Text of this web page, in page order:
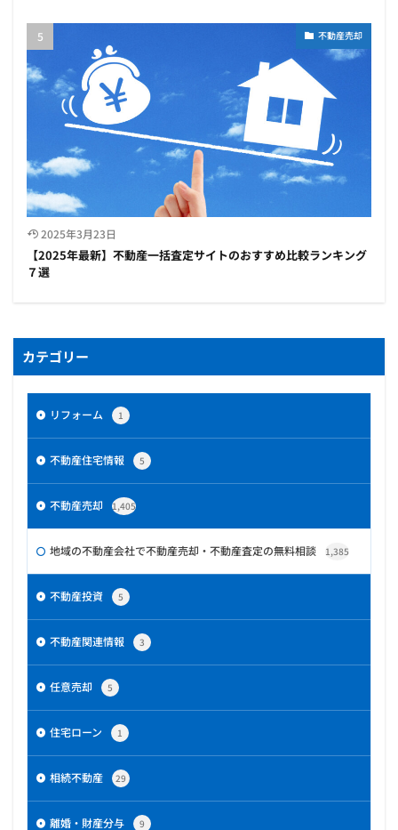
不動産売却
2025年3月23日
【2025年最新】不動産一括査定サイトのおすすめ比較ランキング
７選
カテゴリー
リフォーム 1
不動産住宅情報 5
不動産売却 1,405
地域の不動産会社で不動産売却・不動産査定の無料相談 1,385
不動産投資 5
不動産関連情報 3
任意売却 5
住宅ローン 1
相続不動産 29
離婚・財産分与 9